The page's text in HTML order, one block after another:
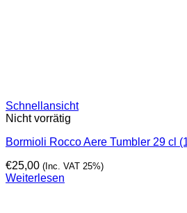
Schnellansicht
Nicht vorrätig
Bormioli Rocco Aere Tumbler 29 cl
€25,00 (Inc. VAT 25%)
Weiterlesen